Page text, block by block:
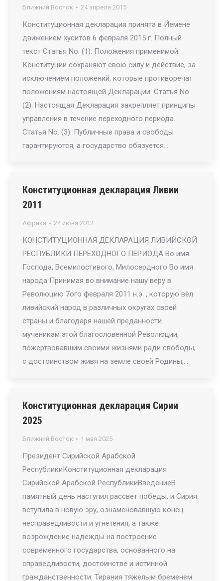
Ближний Восток 24 апреля 2015
Конституционная декларация принята в Йемене
движением хуситов 6 февраля 2015 г. Полный
текст Статья No. (1): Положения применимой
Конституции сохраняют свою силу и действие, за
исключением положений, которые противоречат
положениям настоящей Декларации. Статья No.
(2): Настоящая Декларация закрепляет принципы
управления в течение переходного периода.
Статья No. (3): Публичные права и свободы
гарантируются, а государство обязуется…
Конституционная декларация Ливии
2011
Африка 24 июня 2012
КОНСТИТУЦИОННАЯ ДЕКЛАРАЦИЯ ЛИВИЙСКОЙ
РЕСПУБЛИКИ ПЕРЕХОДНОГО ПЕРИОДА Во имя
Господа, Всемилостивого, Милосердного Во имя
народа Принимая во внимание нашу веру в
Революцию 7ого февраля 2011 н.э. , которую вёл
ливийский народ в различных округах своей
страны и благодаря нашей преданности
мученикам этой благословенной Революции,
пожертвовавшим своими жизнями ради свободы,
с достоинством живя на земле своей Родины,…
Конституционная декларация Сирии
2025
Ближний Восток 1 мая 2025
Президент Сирийской Арабской
РеспубликиКонституционная декларация
Сирийской Арабской РеспубликиВведениеВ
памятный день наступил рассвет победы, и Сирия
вступила в новую эру, ознаменовавшую конец
несправедливости и угнетения, а также
возрождение надежды на построение
современного государства, основанного на
справедливости, достоинстве и истинной
гражданственности. Тирания тяжелым бременем